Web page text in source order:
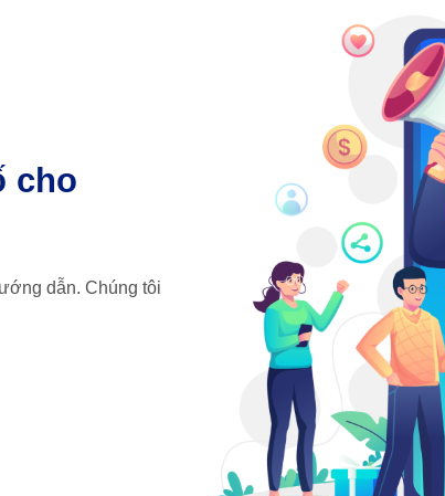
cho
dẫn. Chúng tôi